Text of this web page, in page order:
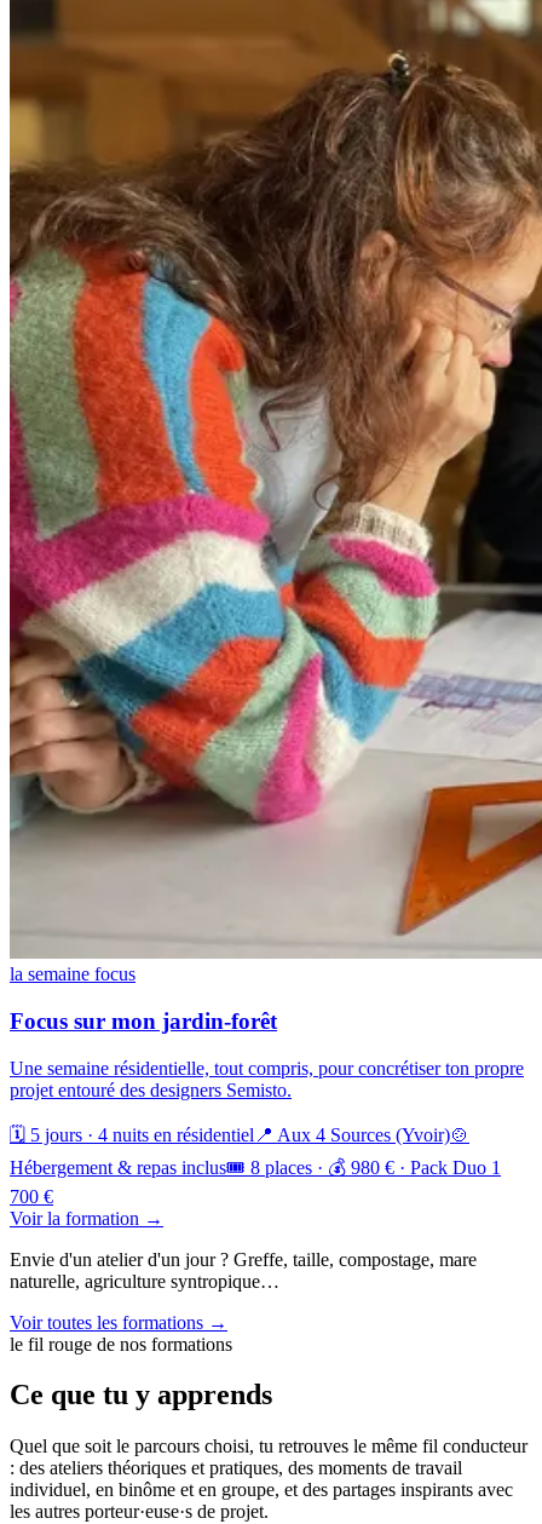
la semaine focus
Focus sur mon jardin-forêt
Une semaine résidentielle, tout compris, pour concrétiser ton propre
projet entouré des designers Semisto.
🗓️ 5 jours · 4 nuits en résidentiel 📍 Aux 4 Sources (Yvoir)🍲
Hébergement & repas inclus🎟️ 8 places · 💰 980 € · Pack Duo 1
700 €
Voir la formation →
Envie d'un atelier d'un jour ? Greffe, taille, compostage, mare
naturelle, agriculture syntropique…
Voir toutes les formations →
le fil rouge de nos formations
Ce que tu y apprends
Quel que soit le parcours choisi, tu retrouves le même fil conducteur
: des ateliers théoriques et pratiques, des moments de travail
individuel, en binôme et en groupe, et des partages inspirants avec
les autres porteur·euse·s de projet.